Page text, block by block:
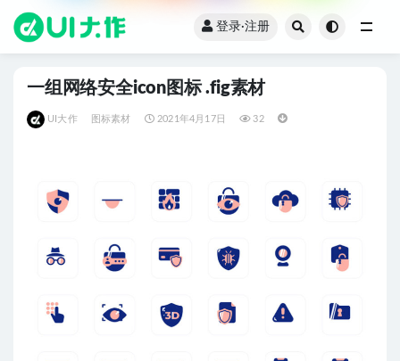
登录·注册
一组网络安全icon图标 .fig素材
UI大作 图标素材 2021年4月17日 32